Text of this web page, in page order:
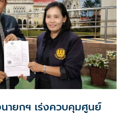
ายกฯ เร่งควบคุมศูนย์